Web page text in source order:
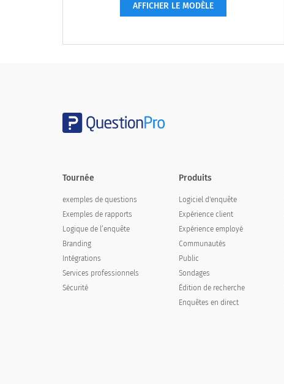
AFFICHER LE MODÈLE
Tournée
exemples de questions
Exemples de rapports
Logique de l’enquête
Branding
Intégrations
Services professionnels
Sécurité
Produits
Logiciel d'enquête
Expérience client
Expérience employé
Communautés
Public
Sondages
Édition de recherche
Enquêtes en direct